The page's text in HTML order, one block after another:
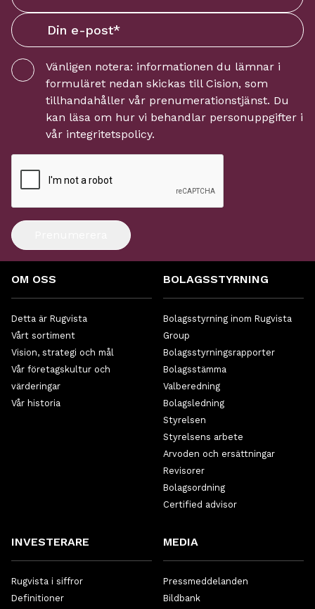
Vänligen notera: informationen du lämnar i
formuläret nedan skickas till Cision, som
tillhandahåller vår prenumerationstjänst. Du
kan läsa om hur vi behandlar personuppgifter i
vår integritetspolicy.
OM OSS
Detta är Rugvista
Vårt sortiment
Vision, strategi och mål
Vår företagskultur och
värderingar
Vår historia
BOLAGSSTYRNING
Bolagsstyrning inom Rugvista
Group
Bolagsstyrningsrapporter
Bolagsstämma
Valberedning
Bolagsledning
Styrelsen
Styrelsens arbete
Arvoden och ersättningar
Revisorer
Bolagsordning
Certified advisor
INVESTERARE
Rugvista i siffror
Definitioner
MEDIA
Pressmeddelanden
Bildbank